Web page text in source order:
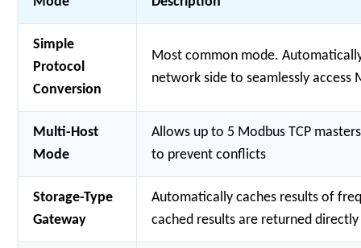
Simple
Protocol
Conversion
Most common mode.
network side to seamlessly access
Multi-Host
Mode
Allows up to 5 Modbus TCP
to prevent conflicts
Storage-Type
Gateway
Automatically caches results of
cached results are returned